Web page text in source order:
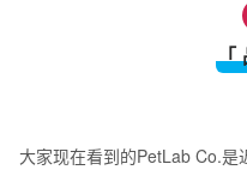
「
大家现在看到的PetLab Co.